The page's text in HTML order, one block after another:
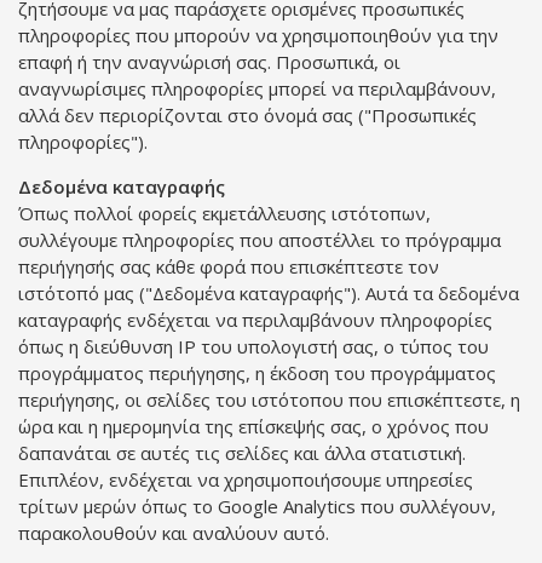
ζητήσουμε να μας παράσχετε ορισμένες προσωπικές
πληροφορίες που μπορούν να χρησιμοποιηθούν για την
επαφή ή την αναγνώρισή σας. Προσωπικά, οι
αναγνωρίσιμες πληροφορίες μπορεί να περιλαμβάνουν,
αλλά δεν περιορίζονται στο όνομά σας ("Προσωπικές
πληροφορίες").
Δεδομένα καταγραφής
Όπως πολλοί φορείς εκμετάλλευσης ιστότοπων,
συλλέγουμε πληροφορίες που αποστέλλει το πρόγραμμα
περιήγησής σας κάθε φορά που επισκέπτεστε τον
ιστότοπό μας ("Δεδομένα καταγραφής"). Αυτά τα δεδομένα
καταγραφής ενδέχεται να περιλαμβάνουν πληροφορίες
όπως η διεύθυνση IP του υπολογιστή σας, ο τύπος του
προγράμματος περιήγησης, η έκδοση του προγράμματος
περιήγησης, οι σελίδες του ιστότοπου που επισκέπτεστε, η
ώρα και η ημερομηνία της επίσκεψής σας, ο χρόνος που
δαπανάται σε αυτές τις σελίδες και άλλα στατιστική.
Επιπλέον, ενδέχεται να χρησιμοποιήσουμε υπηρεσίες
τρίτων μερών όπως το Google Analytics που συλλέγουν,
παρακολουθούν και αναλύουν αυτό.